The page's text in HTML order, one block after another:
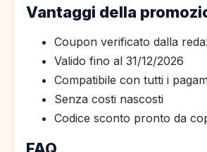
Vantaggi della
Coupon verificato dalla
Valido fino al 31/12/2026
Compatibile con tutti i
Senza costi nascosti
Codice sconto pronto da